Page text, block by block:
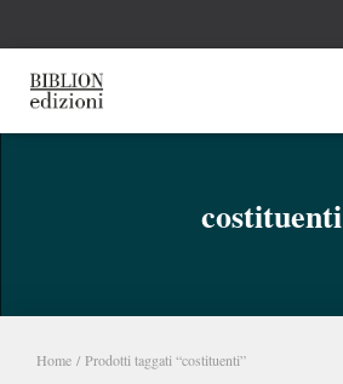
costituenti
Home / Prodotti taggati “costituenti”